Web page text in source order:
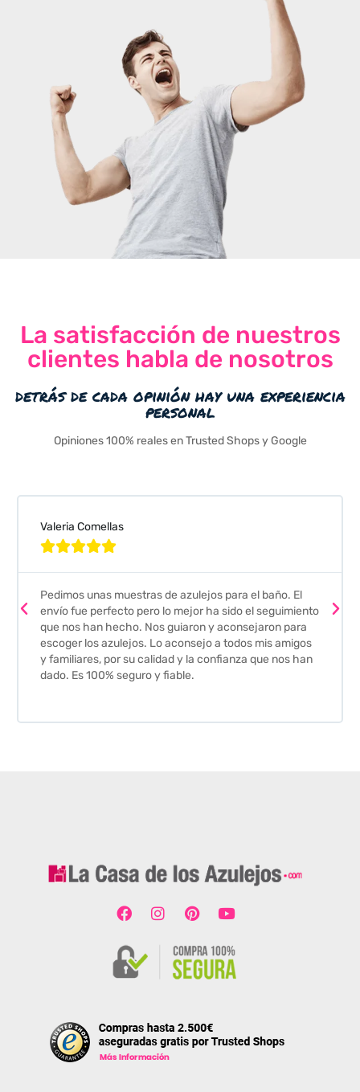
La satisfacción de nuestros
clientes habla de nosotros
detrás de cada opinión hay una experiencia
personal
Opiniones 100% reales en Trusted Shops y Google
Valeria Comellas

Pedimos unas muestras de azulejos para el baño. El
envío fue perfecto pero lo mejor ha sido el seguimiento
que nos han hecho. Nos guiaron y aconsejaron para
escoger los azulejos. Lo aconsejo a todos mis amigos
y familiares, por su calidad y la confianza que nos han
dado. Es 100% seguro y fiable.